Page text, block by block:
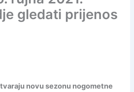
gledati prijenos
novu sezonu nogometne